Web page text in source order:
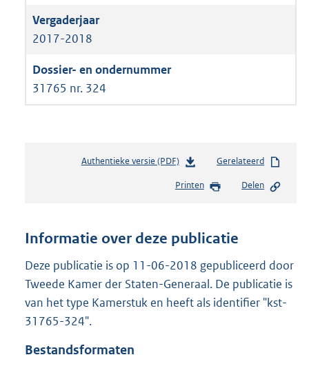
2017-2018
31765 nr. 324
Authentieke versie (PDF)b
s
n
s
r
o
Gerelateerd
Printen Delen
Informatie over deze publicatie
Deze publicatie is op 11-06-2018 gepubliceerd door
Tweede Kamer der Staten-Generaal. De publicatie is
van het type Kamerstuk en heeft als identifier "kst-
31765-324".
Bestandsformaten